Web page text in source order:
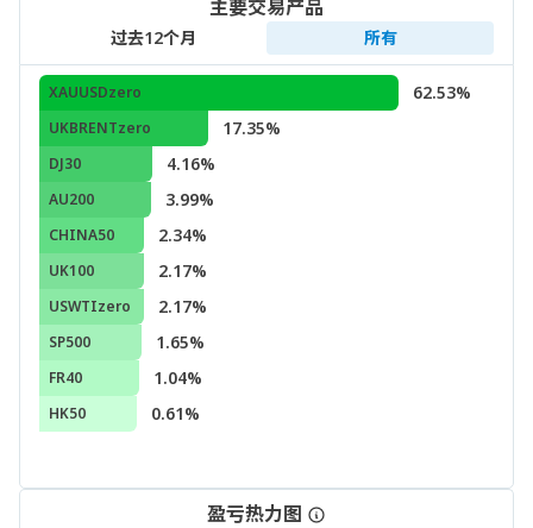
主要交易产品
过去12个月 所有
XAUUSDzero 62.53%
UKBRENTzero 17.35%
DJ30 4.16%
AU200 3.99%
CHINA50 2.34%
UK100 2.17%
USWTIzero 2.17%
SP500 1.65%
FR40 1.04%
HK50 0.61%
盈亏热力图